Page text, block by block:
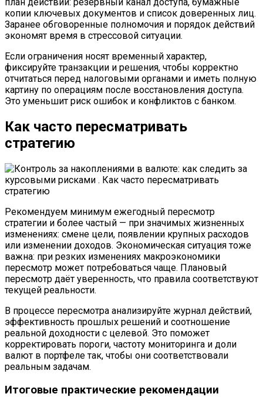
план действий: резервный канал доступа, бумажные
копии ключевых документов и список доверенных лиц.
Заранее обговоренные полномочия и порядок действий
экономят время в стрессовой ситуации.
Если ограничения носят временный характер,
фиксируйте транзакции и решения, чтобы корректно
отчитаться перед налоговыми органами и иметь полную
картину по операциям после восстановления доступа.
Это уменьшит риск ошибок и конфликтов с банком.
Как часто пересматривать
стратегию
Рекомендуем минимум ежегодный пересмотр
стратегии и более частый — при значимых жизненных
изменениях: смене цели, появлении крупных расходов
или изменении доходов. Экономическая ситуация тоже
важна: при резких изменениях макроэкономики
пересмотр может потребоваться чаще. Плановый
пересмотр даёт уверенность, что правила соответствуют
текущей реальности.
В процессе пересмотра анализируйте журнал действий,
эффективность прошлых решений и соотношение
реальной доходности с целевой. Это поможет
корректировать пороги, частоту мониторинга и доли
валют в портфеле так, чтобы они соответствовали
реальным задачам.
Итоговые практические рекомендации